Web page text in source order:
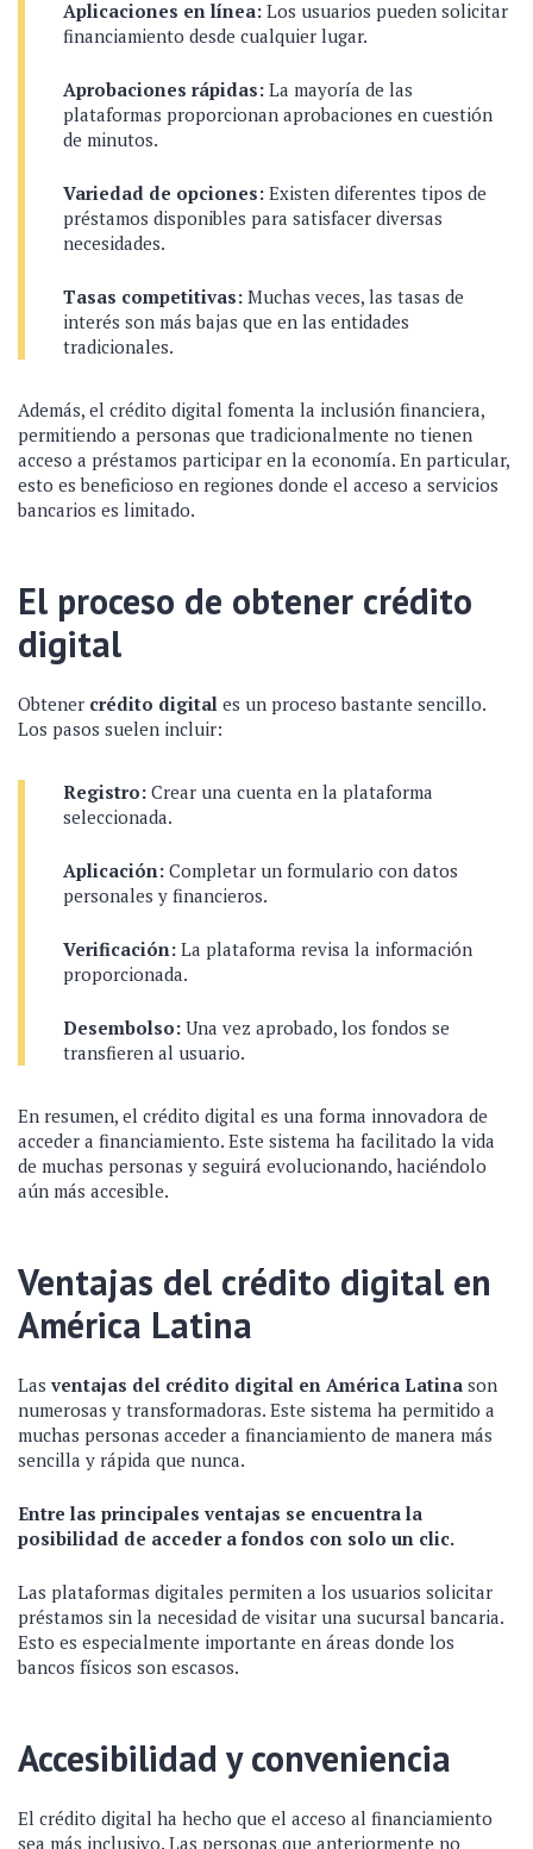
Aplicaciones en línea: Los usuarios pueden solicitar
financiamiento desde cualquier lugar.
Aprobaciones rápidas: La mayoría de las
plataformas proporcionan aprobaciones en cuestión
de minutos.
Variedad de opciones: Existen diferentes tipos de
préstamos disponibles para satisfacer diversas
necesidades.
Tasas competitivas: Muchas veces, las tasas de
interés son más bajas que en las entidades
tradicionales.
Además, el crédito digital fomenta la inclusión financiera,
permitiendo a personas que tradicionalmente no tienen
acceso a préstamos participar en la economía. En particular,
esto es beneficioso en regiones donde el acceso a servicios
bancarios es limitado.
El proceso de obtener crédito
digital
Obtener crédito digital es un proceso bastante sencillo.
Los pasos suelen incluir:
Registro: Crear una cuenta en la plataforma
seleccionada.
Aplicación: Completar un formulario con datos
personales y financieros.
Verificación: La plataforma revisa la información
proporcionada.
Desembolso: Una vez aprobado, los fondos se
transfieren al usuario.
En resumen, el crédito digital es una forma innovadora de
acceder a financiamiento. Este sistema ha facilitado la vida
de muchas personas y seguirá evolucionando, haciéndolo
aún más accesible.
Ventajas del crédito digital en
América Latina
Las ventajas del crédito digital en América Latina son
numerosas y transformadoras. Este sistema ha permitido a
muchas personas acceder a financiamiento de manera más
sencilla y rápida que nunca.
Entre las principales ventajas se encuentra la
posibilidad de acceder a fondos con solo un clic.
Las plataformas digitales permiten a los usuarios solicitar
préstamos sin la necesidad de visitar una sucursal bancaria.
Esto es especialmente importante en áreas donde los
bancos físicos son escasos.
Accesibilidad y conveniencia
El crédito digital ha hecho que el acceso al financiamiento
sea más inclusivo. Las personas que anteriormente no